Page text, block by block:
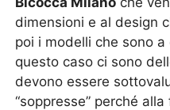
dimensioni e al design
poi i modelli che sono
questo caso ci sono
devono essere
“soppresse” perché